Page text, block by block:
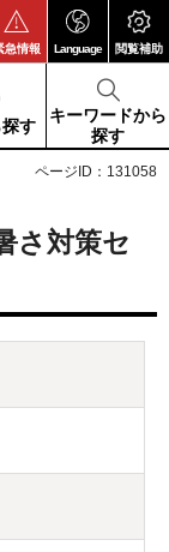
急情報 Language 閲覧補助
す
キーワードから
探す
ページID：131058
さ対策セ